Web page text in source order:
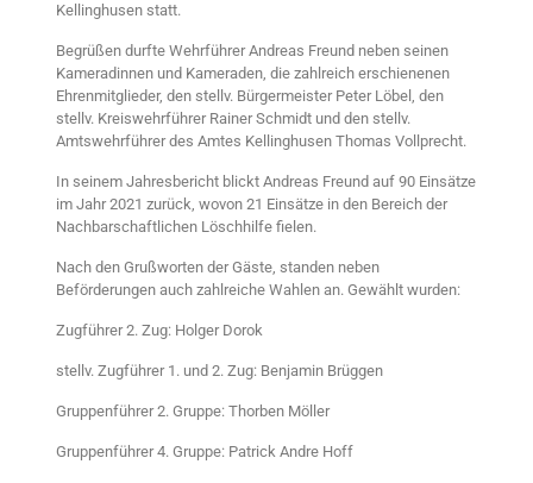
Kellinghusen statt.
Begrüßen durfte Wehrführer Andreas Freund neben seinen
Kameradinnen und Kameraden, die zahlreich erschienenen
Ehrenmitglieder, den stellv. Bürgermeister Peter Löbel, den
stellv. Kreiswehrführer Rainer Schmidt und den stellv.
Amtswehrführer des Amtes Kellinghusen Thomas Vollprecht.
In seinem Jahresbericht blickt Andreas Freund auf 90 Einsätze
im Jahr 2021 zurück, wovon 21 Einsätze in den Bereich der
Nachbarschaftlichen Löschhilfe fielen.
Nach den Grußworten der Gäste, standen neben
Beförderungen auch zahlreiche Wahlen an. Gewählt wurden:
Zugführer 2. Zug: Holger Dorok
stellv. Zugführer 1. und 2. Zug: Benjamin Brüggen
Gruppenführer 2. Gruppe: Thorben Möller
Gruppenführer 4. Gruppe: Patrick Andre Hoff